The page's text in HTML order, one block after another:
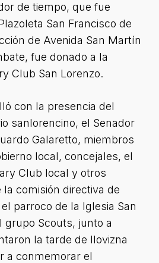
de tiempo, que fue
San Francisco de
de Avenida San Martín
fue donado a la
Club San Lorenzo.
con la presencia del
sanlorencino, el Senador
Galaretto, miembros
local, concejales, el
Club local y otros
comisión directiva de
parroco de la Iglesia San
grupo Scouts, junto a
la tarde de llovizna
a conmemorar el